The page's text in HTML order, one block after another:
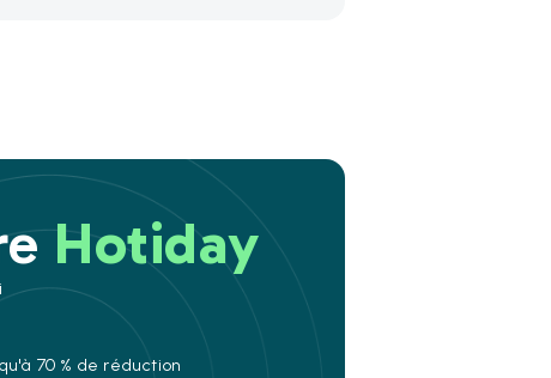
Hotiday
70 % de réduction